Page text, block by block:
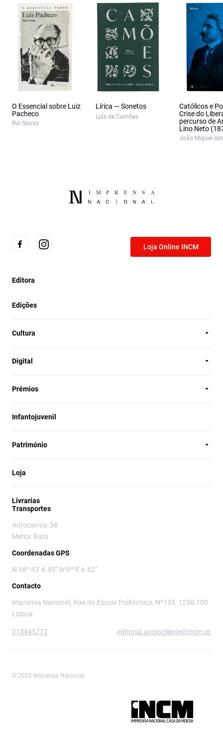
O Essencial sobre Luiz
Pacheco
Rui Sousa
Lírica — Sonetos
Luís de Camões
Católicos e
Crise do
percurso de
Lino Neto
João Miguel
Loja Online INCM
Editora
Edições
Cultura
Digital
Prémios
Infantojuvenil
Património
Loja
Livrarias
Transportes
Autocarros: 58
Metro: Rato
Coordenadas GPS
N 38º 43' 4.45" W 9º 9' 6.62"
Contacto
Imprensa Nacional, Rua da Escola Politécnica, Nº135, 1250-100
Lisboa
213945772 editorial.apoiocliente@incm.pt
© 2026 Imprensa Nacional